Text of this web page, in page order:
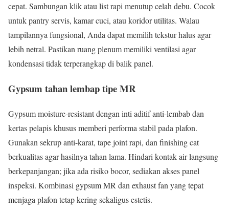
cepat. Sambungan klik atau list rapi menutup celah debu. Cocok
untuk pantry servis, kamar cuci, atau koridor utilitas. Walau
tampilannya fungsional, Anda dapat memilih tekstur halus agar
lebih netral. Pastikan ruang plenum memiliki ventilasi agar
kondensasi tidak terperangkap di balik panel.
Gypsum tahan lembap tipe MR
Gypsum moisture-resistant dengan inti aditif anti-lembab dan
kertas pelapis khusus memberi performa stabil pada plafon.
Gunakan sekrup anti-karat, tape joint rapi, dan finishing cat
berkualitas agar hasilnya tahan lama. Hindari kontak air langsung
berkepanjangan; jika ada risiko bocor, sediakan akses panel
inspeksi. Kombinasi gypsum MR dan exhaust fan yang tepat
menjaga plafon tetap kering sekaligus estetis.